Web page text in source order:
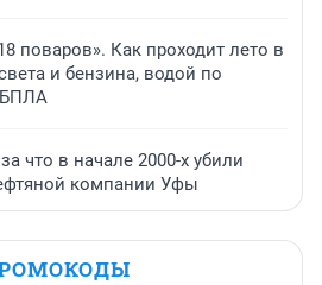
поваров». Как проходит лето в
и бензина, водой по
БПЛА
что в начале 2000-х убили
компании Уфы